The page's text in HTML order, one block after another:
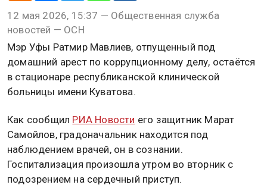
12 мая 2026, 15:37 — Общественная служба
новостей — ОСН
Мэр Уфы Ратмир Мавлиев, отпущенный под
домашний арест по коррупционному делу, остаётся
в стационаре республиканской клинической
больницы имени Куватова.
Как сообщил РИА Новости его защитник Марат
Самойлов, градоначальник находится под
наблюдением врачей, он в сознании.
Госпитализация произошла утром во вторник с
подозрением на сердечный приступ.